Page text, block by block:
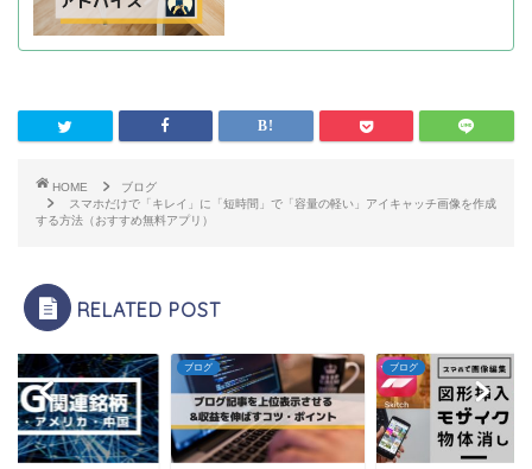
HOME
ブログ
スマホだけで「キレイ」に「短時間」で「容量の軽い」アイキャッチ画像を作成
する方法（おすすめ無料アプリ）
RELATED POST
ブログ ブログ